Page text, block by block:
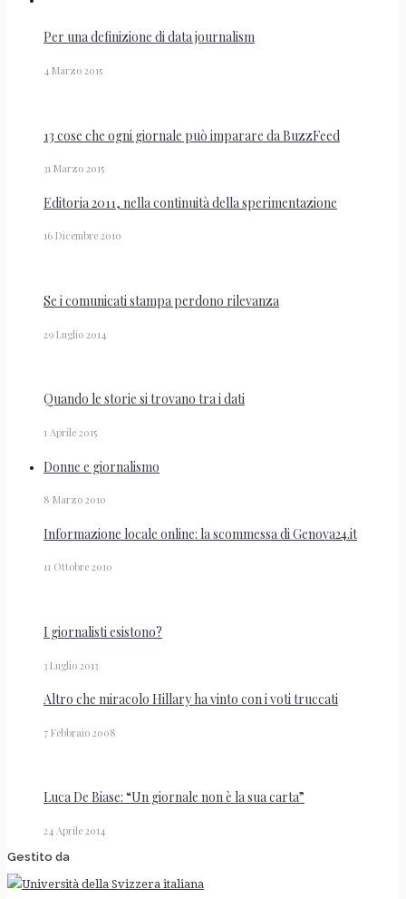
Per una definizione di data journalism
4 Marzo 2015
13 cose che ogni giornale può imparare da BuzzFeed
31 Marzo 2015
Editoria 2011, nella continuità della sperimentazione
16 Dicembre 2010
Se i comunicati stampa perdono rilevanza
29 Luglio 2014
Quando le storie si trovano tra i dati
1 Aprile 2015
Donne e giornalismo
8 Marzo 2010
Informazione locale online: la scommessa di Genova24.it
11 Ottobre 2010
I giornalisti esistono?
3 Luglio 2013
Altro che miracolo Hillary ha vinto con i voti truccati
7 Febbraio 2008
Luca De Biase: “Un giornale non è la sua carta”
24 Aprile 2014
Gestito da